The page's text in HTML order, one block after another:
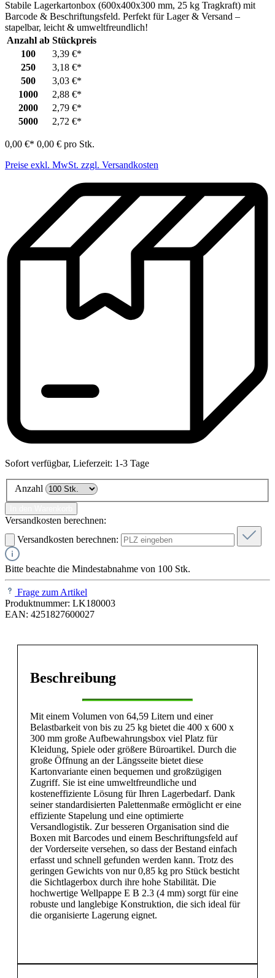
Stabile Lagerkartonbox (600x400x300 mm, 25 kg Tragkraft) mit
Barcode & Beschriftungsfeld. Perfekt für Lager & Versand –
stapelbar, leicht & umweltfreundlich!
Anzahl ab Stückpreis
100
3,39 €*
250
3,18 €*
500
3,03 €*
1000
2,88 €*
2000
2,79 €*
5000
2,72 €*
0,00 €* 0,00 € pro Stk.
Preise exkl. MwSt. zzgl. Versandkosten
Sofort verfügbar, Lieferzeit: 1-3 Tage
Anzahl
Versandkosten berechnen:
Versandkosten berechnen:
Bitte beachte die Mindestabnahme von 100 Stk.
Frage zum Artikel
Produktnummer: LK180003
EAN: 4251827600027
Beschreibung
Mit einem Volumen von 64,59 Litern und einer
Belastbarkeit von bis zu 25 kg bietet die 400 x 600 x
300 mm große Aufbewahrungsbox viel Platz für
Kleidung, Spiele oder größere Büroartikel. Durch die
große Öffnung an der Längsseite bietet diese
Kartonvariante einen bequemen und großzügigen
Zugriff. Sie ist eine umweltfreundliche und
kosteneffiziente Lösung für Ihren Lagerbedarf. Dank
seiner standardisierten Palettenmaße ermöglicht er eine
effiziente Stapelung und eine optimierte
Versandlogistik. Zur besseren Organisation sind die
Boxen mit Barcodes und einem Beschriftungsfeld auf
der Vorderseite versehen, so dass der Bestand einfach
erfasst und schnell gefunden werden kann. Trotz des
geringen Gewichts von nur 0,85 kg pro Stück besticht
die Sichtlagerbox durch ihre hohe Stabilität. Die
hochwertige Wellpappe E B 2.3 (4 mm) sorgt für eine
robuste und langlebige Konstruktion, die sich ideal für
die organisierte Lagerung eignet.